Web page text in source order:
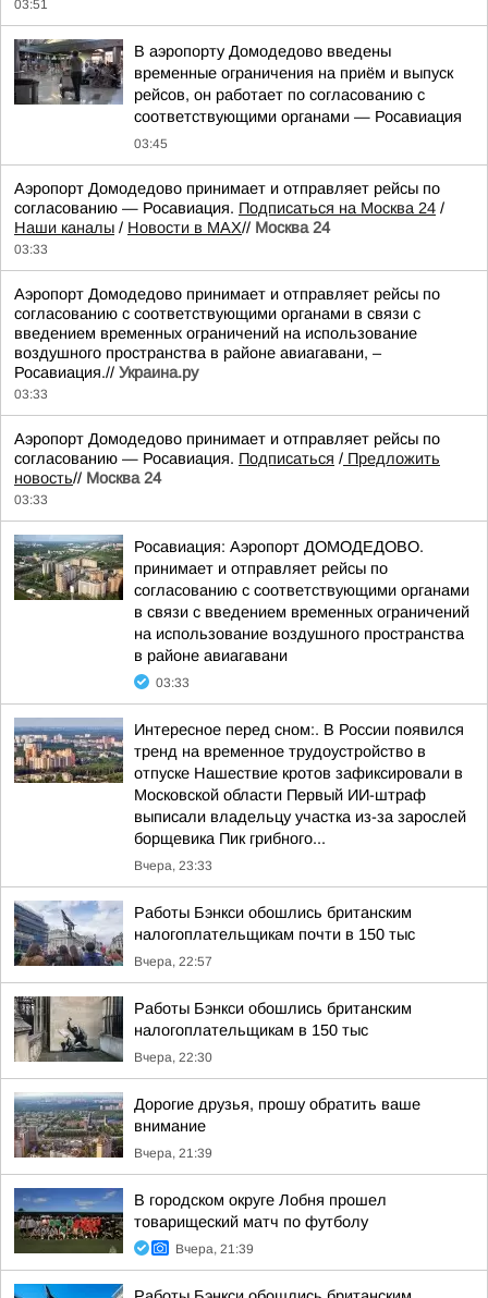
03:51
В аэропорту Домодедово введены
временные ограничения на приём и выпуск
рейсов, он работает по согласованию с
соответствующими органами — Росавиация
03:45
Аэропорт Домодедово принимает и отправляет рейсы по
согласованию — Росавиация. Подписаться на Москва 24 /
Наши каналы / Новости в MAX// Москва 24
03:33
Аэропорт Домодедово принимает и отправляет рейсы по
согласованию с соответствующими органами в связи с
введением временных ограничений на использование
воздушного пространства в районе авиагавани, –
Росавиация.// Украина.ру
03:33
Аэропорт Домодедово принимает и отправляет рейсы по
согласованию — Росавиация. Подписаться / Предложить
новость// Москва 24
03:33
Росавиация: Аэропорт ДОМОДЕДОВО.
принимает и отправляет рейсы по
согласованию с соответствующими органами
в связи с введением временных ограничений
на использование воздушного пространства
в районе авиагавани
03:33
Интересное перед сном:. В России появился
тренд на временное трудоустройство в
отпуске Нашествие кротов зафиксировали в
Московской области Первый ИИ-штраф
выписали владельцу участка из-за зарослей
борщевика Пик грибного...
Вчера, 23:33
Работы Бэнкси обошлись британским
налогоплательщикам почти в 150 тыс
Вчера, 22:57
Работы Бэнкси обошлись британским
налогоплательщикам в 150 тыс
Вчера, 22:30
Дорогие друзья, прошу обратить ваше
внимание
Вчера, 21:39
В городском округе Лобня прошел
товарищеский матч по футболу
Вчера, 21:39